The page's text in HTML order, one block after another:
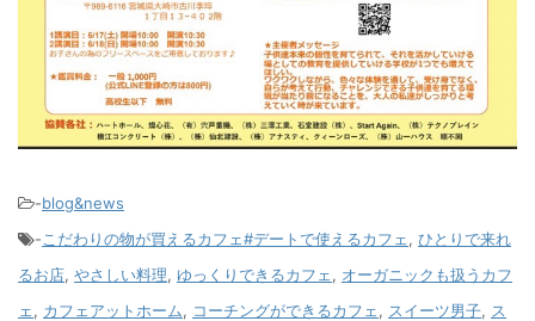
-blog&news
- こだわりの物が買えるカフェ#デートで使えるカフェ, ひとりで来れ
るお店, やさしい料理, ゆっくりできるカフェ, オーガニックも扱うカフ
ェ, カフェアットホーム, コーチングができるカフェ, スイーツ男子, ス